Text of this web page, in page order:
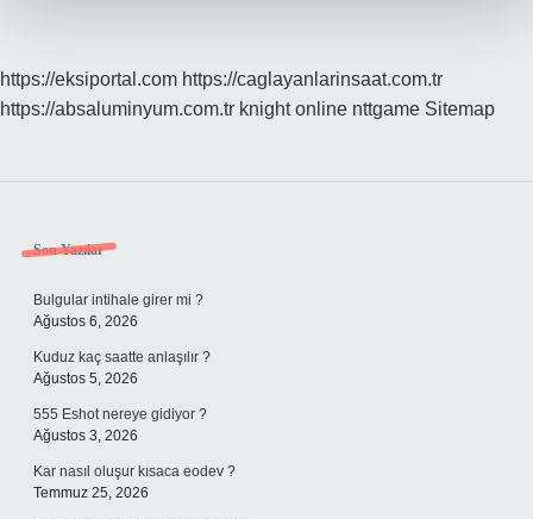
https://eksiportal.com https://caglayanlarinsaat.com.tr
https://absaluminyum.com.tr knight online nttgame Sitemap
Sidebar
Son Yazılar
Bulgular intihale girer mi ?
Ağustos 6, 2026
Kuduz kaç saatte anlaşılır ?
Ağustos 5, 2026
555 Eshot nereye gidiyor ?
Ağustos 3, 2026
Kar nasıl oluşur kısaca eodev ?
Temmuz 25, 2026